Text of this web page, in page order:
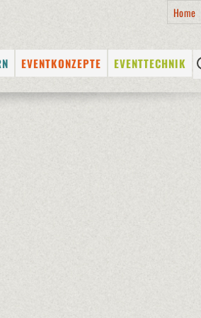
Home
EVENTKONZEPTE
STADTFESTE
EVENTTECHNIK